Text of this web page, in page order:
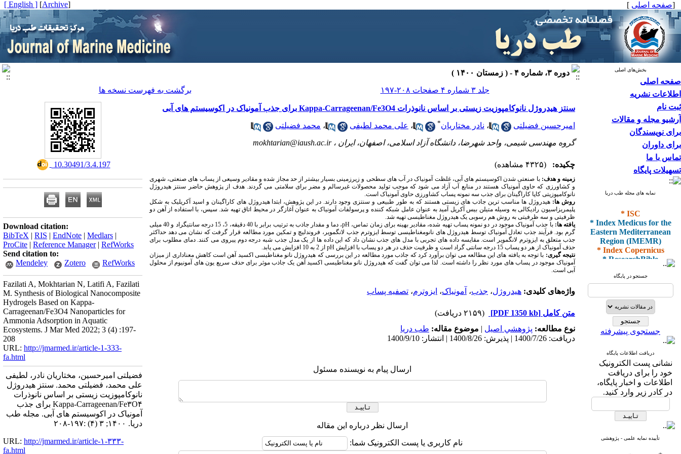
[صفحه اصلی ]
[
Archive
]
[ English ]
بخش‌های اصلی
صفحه اصلی
اطلاعات نشریه
ثبت نام
آرشیو مجله و مقالات
برای نویسندگان
برای داوران
تماس با ما
تسهیلات پایگاه
نمایه های مجله طب دریا
* ISC
* Index Medicus for the
Eastern Mediterranean
Region (IMEMR)
* Index Copernicus
* ResearchBible
* I2OR
* ROAD
* Scientific Indexing
Services
* SID
* Magiran
* Google Scholar
و دارای رتبه علمی
پژوهشی
از کمیسیون نشریات
وزارت بهداشت و درمان
* Index Medicus for the
جستجو در پایگاه
جستجوی پیشرفته
دریافت اطلاعات پایگاه
نشانی پست الکترونیک
خود را برای دریافت
اطلاعات و اخبار پایگاه،
در کادر زیر وارد کنید.
تأییده نمایه علمی - پژوهشی
دوره ۳، شماره ۴ - ( زمستان ۱۴۰۰ )
جلد ۳ شماره ۴ صفحات ۲۰۸-۱۹۷
برگشت به فهرست نسخه ها
سنتز هیدروژل نانوکامپوزیت زیستی بر اساس نانوذرات Kappa-Carrageenan/Fe3O4 برای جذب آمونیاک در اکوسیستم های آبی
امیرحسین فضیلتی ، نادر مختاریان* ، علی محمد لطیفی ، محمد فضیلتی
گروه مهندسی شیمی، واحد شهرضا، دانشگاه آزاد اسلامی، اصفهان، ایران ،mokhtarian@iaush.ac.ir
چکیده: (۴۳۲۵ مشاهده)
زمینه و هدف: با صنعتی شدن اکوسیستم های آبی، غلظت آمونیاک در آب های سطحی و زیرزمینی بسیار بیشتر از حد مجاز شده و مقادیر وسیعی از پساب های صنعتی، شهری
و کشاورزی که حاوی آمونیاک هستند در منابع آب آزاد می شود که موجب تولید محصولات غیرسالم و مضر برای سلامتی می گردند. هدف از پژوهش حاضر سنتز هیدروژل
نانوکامپوزیتی کاپا کاراگینان برای جذب سه نمونه پساب کشاورزی حاوی آمونیاک است.
روش ها: هیدروژل ها مناسب ترین جاذب های زیستی هستند که به طور طبیعی و سنتزی وجود دارند. در این پژوهش، ابتدا هیدروژل های کاراگینان و اسید آکریلیک به شکل
پلیمریزاسیون رادیکالی به وسیله متیلن بیس آکریل آمید به عنوان عامل شبکه کننده و پرسولفات آمونیاک به عنوان آغازگر در محیط اتاق تهیه شد. سپس، با استفاده از آهن دو
ظرفیتی و سه ظرفیتی به روش هم رسوبی یک هیدروژل مغناطیسی تهیه شد.
یافته ها: با جذب آمونیاک موجود در دو نمونه پساب تهیه شده، مقادیر بهینه برای زمان تماس، pH
، دما و مقدار جاذب به ترتیب برابر با 40 دقیقه، 5، 15 درجه سانتیگراد و 40 میلی
گرم بود. فرآیند جذب تعادل آمونیاک توسط هیدروژل های نانومغناطیسی توسط ایزوترم جذب لانگمویر، فروندلیچ و تمکین مورد مطالعه قرار گرفت که نشان می دهد حداکثر
جذب متعلق به ایزوترم لانگمویر است. مقایسه داده های تجربی با مدل های جذب نشان داد که این داده ها از یک مدل جذب شبه درجه دوم پیروی می کنند. دمای مطلوب برای
حذف آمونیاک از هر دو پساب 15 درجه سانتی گراد است و ظرفیت حذف در هر دو پساب با افزایش
pH از 2 به 10 افزایش می یابد.
نتیجه گیری: با توجه به یافته های این مطالعه می توان برآورد کرد که جاذب مورد مطالعه در این بررسی که هیدروژل نانو مغناطیسی اکسید آهن است کاهش معناداری از میزان
آمونیاک موجود در پساب های مورد نظر را داشته است. لذا می توان گفت که هیدروژل نانو مغناطیسی اکسید آهن یک جاذب موثر برای حذف سریع یون های آمونیوم از محلول
آبی است.
واژه‌های کلیدی: هیدروژل، جذب، آمونیاک، ایزوترم، تصفیه پساب
متن کامل [PDF 1350 kb]
(۲۱۵۹ دریافت)
نوع مطالعه: پژوهشي اصیل | موضوع مقاله: طب دریا
دریافت: 1400/7/26 | پذیرش: 1400/8/26 | انتشار: 1400/9/10
ارسال پیام به نویسنده مسئول
ارسال نظر درباره این مقاله
نام کاربری یا پست الکترونیک شما:
‎ 10.30491/3.4.197
Download citation:
BibTeX | RIS | EndNote | Medlars |
ProCite | Reference Manager| RefWorks
Send citation to:
Mendeley
Zotero RefWorks
Fazilati A, Mokhtarian N, Latifi A, Fazilati
M. Synthesis of Biological Nanocomposite
Hydrogels Based on Kappa-
Carrageenan/Fe3O4 Nanoparticles for
Ammonia Adsorption in Aquatic
Ecosystems. J Mar Med 2022; 3 (4) :197-
208
URL: http://jmarmed.ir/article-1-333-
fa.html
فضیلتی امیرحسین، مختاریان نادر، لطیفی
علی محمد، فضیلتی محمد. سنتز هیدروژل
نانوکامپوزیت زیستی بر اساس نانوذرات
Kappa-Carrageenan/Fe۳O۴ برای جذب
آمونیاک در اکوسیستم های آبی. مجله طب
دریا. ۱۴۰۰; ۳ (۴) :۱۹۷-۲۰۸
URL: http://jmarmed.ir/article-۱-۳۳۳-
fa.html